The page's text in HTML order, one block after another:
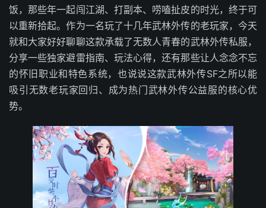
饭，那些年一起闯江湖、打副本、唠嗑扯皮的时光，终于可
以重新拾起。作为一名玩了十几年武林外传的老玩家，今天
就和大家好好聊聊这款承载了无数人青春的武林外传私服，
分享一些独家避雷指南、玩法心得，还有那些让人念念不忘
的怀旧职业和特色系统，也说说这款武林外传SF之所以能
吸引无数老玩家回归、成为热门武林外传公益服的核心优
势。